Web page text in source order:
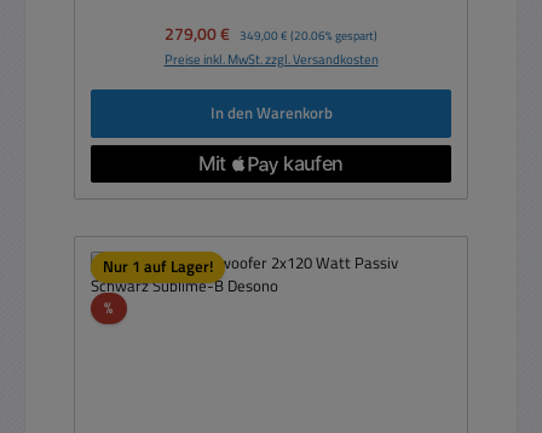
Verkaufspreis:
279,00 € Regulärer Preis:
349,00 € (20.06% gespart)
Preise inkl. MwSt. zzgl. Versandkosten
In den Warenkorb
Nur 1 auf Lager!
%Rabatt